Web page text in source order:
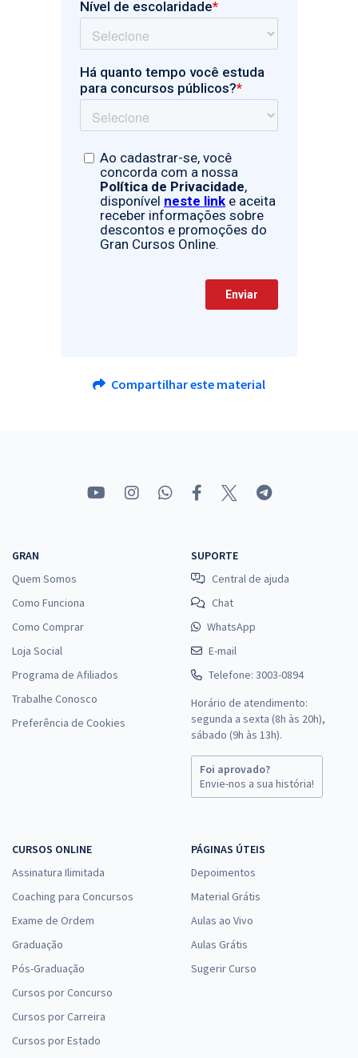
Compartilhar este material
GRAN
Quem Somos
Como Funciona
Como Comprar
Loja Social
Programa de Afiliados
Trabalhe Conosco
Preferência de Cookies
SUPORTE
Central de ajuda
Chat
WhatsApp
E-mail
Telefone: 3003-0894
Horário de atendimento:
segunda a sexta (8h às 20h),
sábado (9h às 13h).
Foi aprovado?
Envie-nos a sua história!
CURSOS ONLINE
Assinatura Ilimitada
Coaching para Concursos
Exame de Ordem
Graduação
Pós-Graduação
Cursos por Concurso
Cursos por Carreira
Cursos por Estado
PÁGINAS ÚTEIS
Depoimentos
Material Grátis
Aulas ao Vivo
Aulas Grátis
Sugerir Curso